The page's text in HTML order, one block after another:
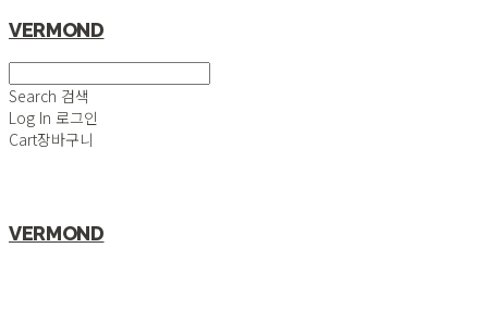
VERMOND
Search 검색
Log In 로그인
Cart장바구니
VERMOND